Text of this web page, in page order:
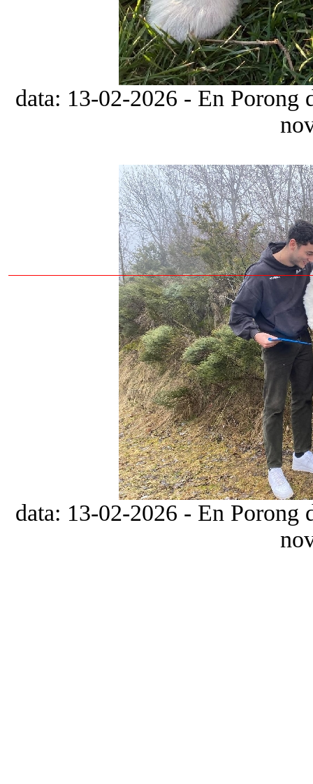
data: 13-02-2026 - En Porong
data: 13-02-2026 - En Porong